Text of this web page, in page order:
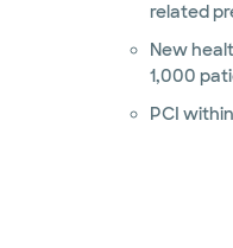
related
New
1,000
PCI